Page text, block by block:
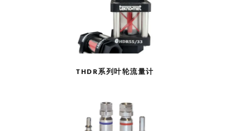
THDR系列叶轮流量计